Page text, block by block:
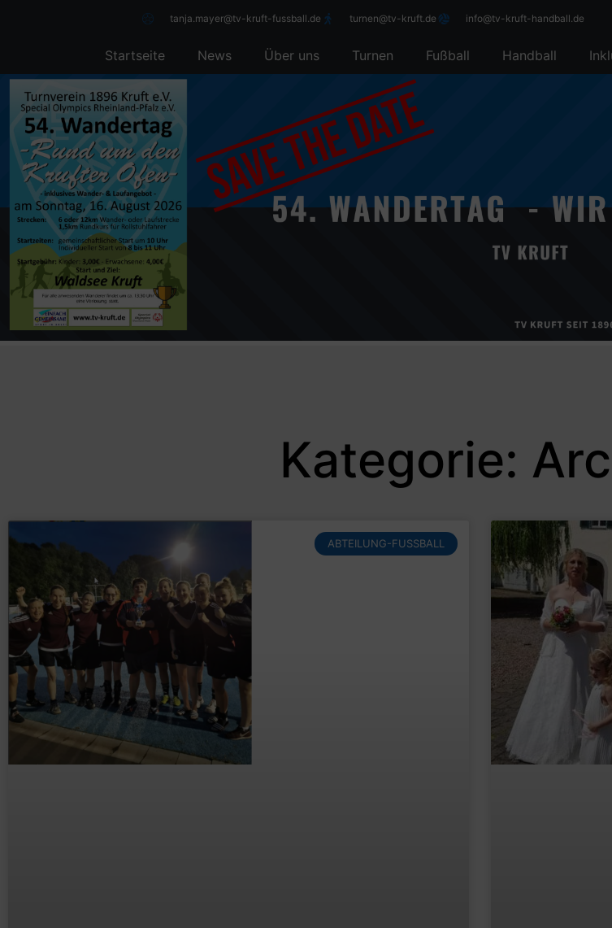
tanja.mayer@tv-kruft-fussball.de turnen@tv-kruft.de info@tv-kruft-handball.de
Startseite News Über uns Turnen Fußball Handball
Kategorie:
ABTEILUNG-FUSSBALL